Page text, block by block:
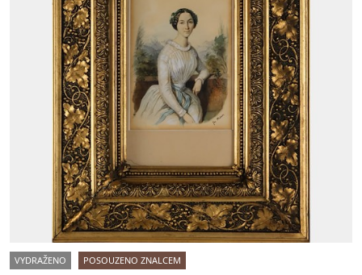
VYDRAŽENO POSOUZENO ZNALCEM